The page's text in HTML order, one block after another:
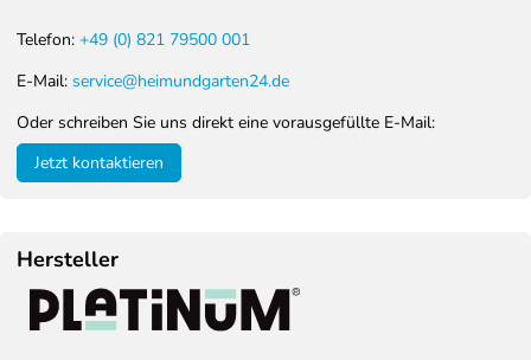
Telefon: +49 (0) 821 79500 001
E-Mail: service@heimundgarten24.de
Oder schreiben Sie uns direkt eine vorausgefüllte E-Mail:
Jetzt kontaktieren
Hersteller